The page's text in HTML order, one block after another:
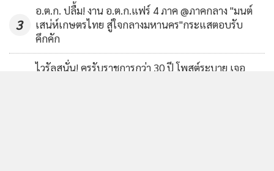
“เราต้องการทำให้เกาหลีใต้เป็นจุดหมายปลายทางอันดับต้น ๆ
ของนักเดินทางไทย ไม่ใช่แค่ในโซล แต่ยังรวมถึงเมืองรองอย่างค
ยองจู ที่มีทั้งมรดกทางวัฒนธรรม ธรรมชาติ และประสบการณ์
ท่องเที่ยวที่หลากหลาย” นายลี สรุป
3
อ.ต.ก. ปลื้ม! งาน อ.ต.ก.แฟร์ 4 ภาค @ภาคกลาง "มนต์
เสน่ห์เกษตรไทย สู่ใจกลางมหานคร"กระแสตอบรับ
คึกคัก
ไวรัลสนั่น! ครูรับราชการกว่า 30 ปี โพสต์ระบาย เจอ